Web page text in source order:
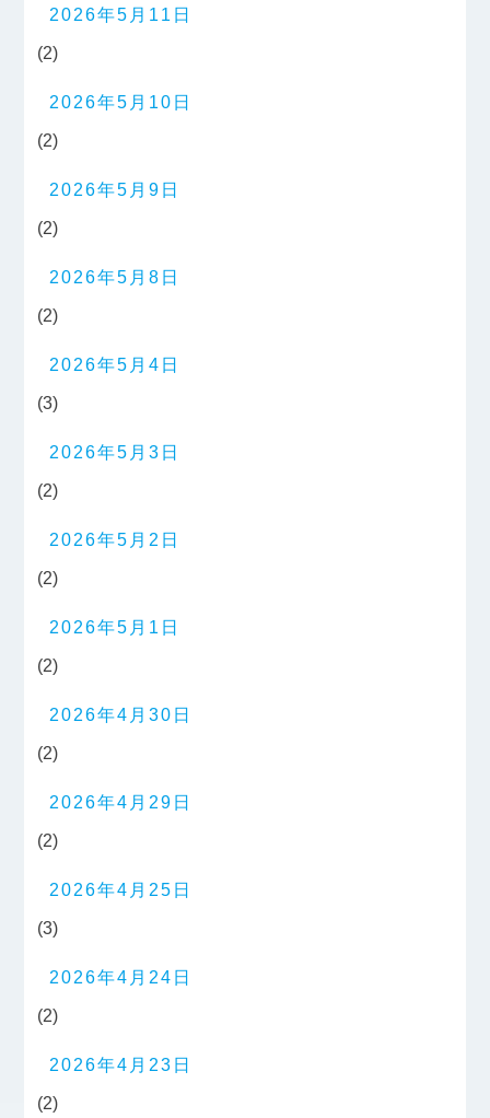
2026年5月11日
(2)
2026年5月10日
(2)
2026年5月9日
(2)
2026年5月8日
(2)
2026年5月4日
(3)
2026年5月3日
(2)
2026年5月2日
(2)
2026年5月1日
(2)
2026年4月30日
(2)
2026年4月29日
(2)
2026年4月25日
(3)
2026年4月24日
(2)
2026年4月23日
(2)